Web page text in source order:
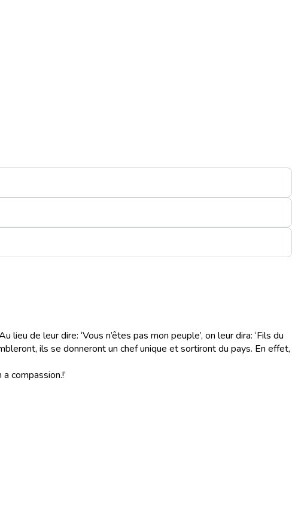
de leur dire: ‘Vous n’êtes pas mon peuple’, on leur dira: ‘Fils du
ils se donneront un chef unique et sortiront du pays. En effet,
compassion.!’